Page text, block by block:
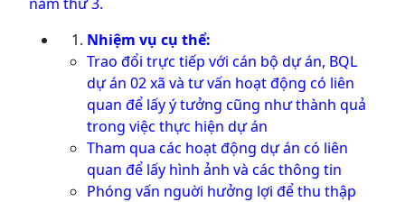
Nhiệm vụ cụ thể:
Trao đổi trực tiếp với cán bộ dự án, BQL
dự án 02 xã và tư vấn hoạt động có liên
quan để lấy ý tưởng cũng như thành quả
trong việc thực hiện dự án
Tham qua các hoạt động dự án có liên
quan để lấy hình ảnh và các thông tin
Phóng vấn nguời hưởng lợi để thu thập